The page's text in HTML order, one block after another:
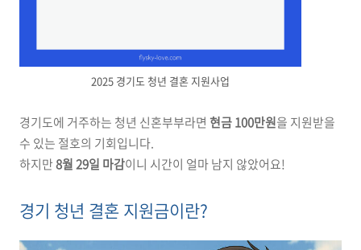
2025 경기도 청년 결혼 지원사업
경기도에 거주하는 청년 신혼부부라면 현금 100만원을 지원받을
수 있는 절호의 기회입니다.
하지만8월 29일 마감이니 시간이 얼마 남지 않았어요!
경기 청년 결혼 지원금이란?